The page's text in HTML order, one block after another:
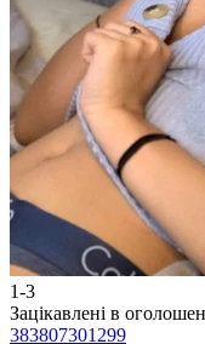
1-3
Зацікавлені в
383807301299